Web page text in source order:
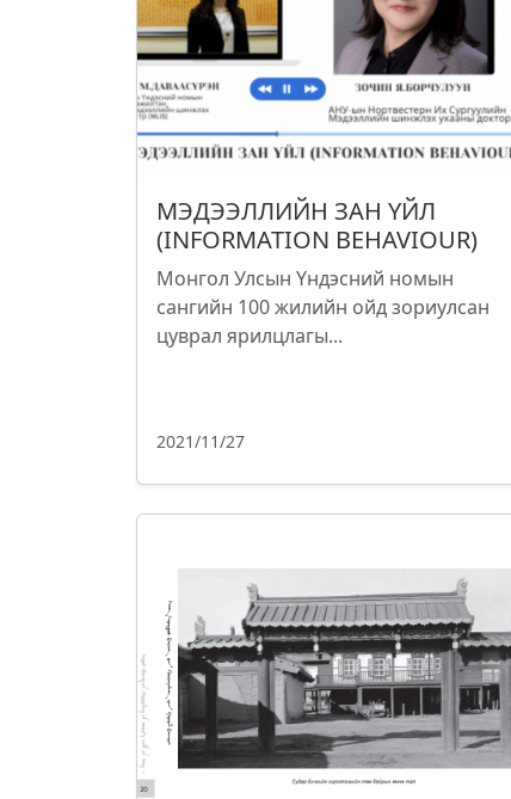
МЭДЭЭЛЛИЙН ЗАН ҮЙЛ
(INFORMATION BEHAVIOUR)
Монгол Улсын Үндэсний номын
сангийн 100 жилийн ойд зориулсан
цуврал ярилцлагы...
2021/11/27